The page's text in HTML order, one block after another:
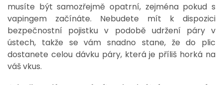
musíte být samozřejmě opatrní, zejména pokud s
vapingem začínáte. Nebudete mít k dispozici
bezpečnostní pojistku v podobě udržení páry v
ústech, takže se vám snadno stane, že do plic
dostanete celou dávku páry, která je příliš horká na
váš vkus.